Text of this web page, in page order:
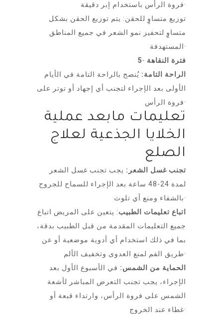
فروة الرأس باستخدام إبر دقيقة·
توزيع متساوٍ للحقن: يتم توزيع الحقن بشكل
متساوٍ لتحفيز نمو الشعر في جميع المناطق
المستهدفة·
5· فترة النقاهة
الراحة التامة: يُنصح بالراحة التامة في الأيام
الأولى بعد الإجراء لتجنب أي إجهاد أو توتر على
فروة الرأس·
تعليمات مابعد عملية
الخلايا الجذعية لعلاج
الصلع
تجنب غسل الشعر: يجب تجنب غسل الشعر
لمدة 24-48 ساعة بعد الإجراء للسماح للجروح
بالشفاء ومنع أي تلوث·
اتباع تعليمات الطبيب: يتعين على المريض اتباع
جميع التعليمات المقدمة من قبل الطبيب بدقة،
بما في ذلك استخدام أي أدوية موضعية أو عن
طريق الفم لمنع العدوى وتخفيف الألم·
الحماية من الشمس: في الأسبوع الأول بعد
الإجراء، يجب تجنب التعرض المباشر لأشعة
الشمس على فروة الرأس، وارتداء قبعة أو
غطاء عند الخروج·